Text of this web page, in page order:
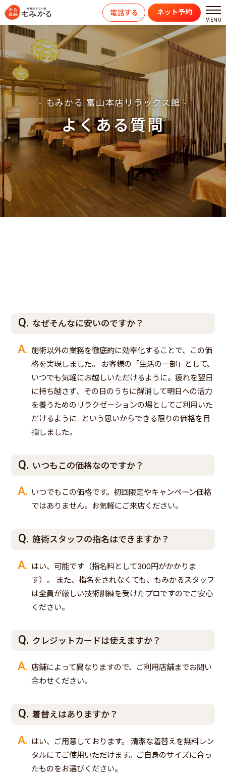
電話する ネット予約
- もみかる 富山本店リラックス館 -
よくある質問
なぜそんなに安いのですか？
施術以外の業務を徹底的に効率化することで、この価
格を実現しました。 お客様の「生活の一部」として、
いつでも気軽にお越しいただけるように。疲れを翌日
に持ち越さず、その日のうちに解消して明日への活力
を養うためのリラクゼーションの場としてご利用いた
だけるように…という思いからできる限りの価格を目
指しました。
いつもこの価格なのですか？
いつでもこの価格です。初回限定やキャンペーン価格
ではありません。お気軽にご来店ください。
施術スタッフの指名はできますか？
はい、可能です（指名料として300円がかかりま
す）。 また、指名をされなくても、もみかるスタッフ
は全員が厳しい技術訓練を受けたプロですのでご安心
ください。
クレジットカードは使えますか？
店舗によって異なりますので、ご利用店舗までお問い
合わせください。
着替えはありますか？
はい、ご用意しております。 清潔な着替えを無料レン
タルにてご使用いただけます。ご自身のサイズに合っ
たものをお選びください。